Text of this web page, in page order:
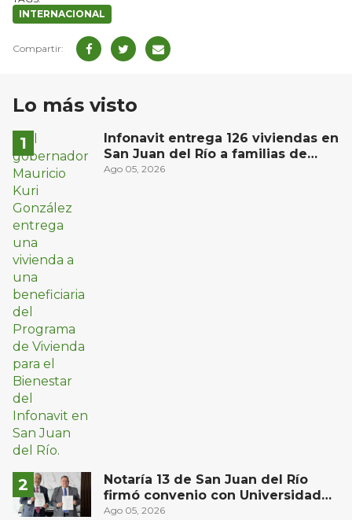
INTERNACIONAL
Lo más visto
Infonavit entrega 126 viviendas en
San Juan del Río a familias de
bajos ingresos
Ago 05, 2026
Notaría 13 de San Juan del Río
firmó convenio con Universidad
Privada del Bajío para recibir
Ago 05, 2026